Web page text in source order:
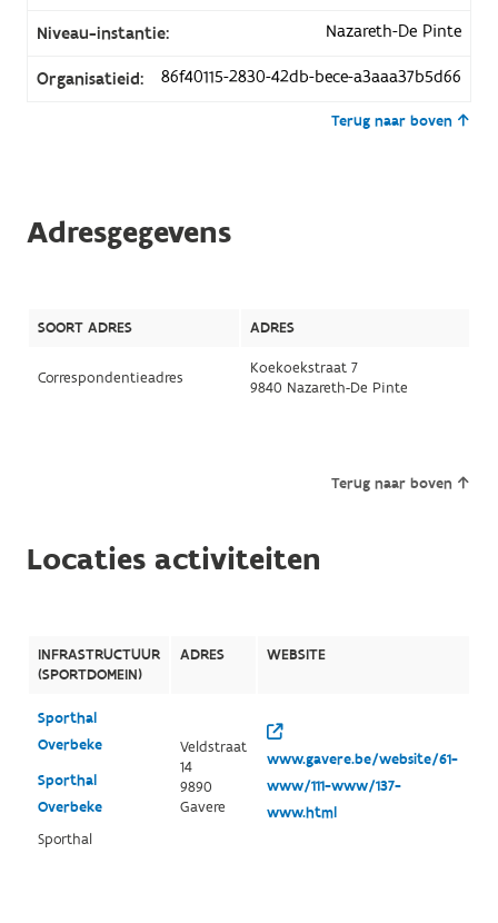
Niveau-instantie: Nazareth-De Pinte
Organisatieid: 86f40115-2830-42db-bece-a3aaa37b5d66
Terug naar boven
Adresgegevens
SOORT ADRES ADRES
Correspondentieadres
Koekoekstraat 7
9840 Nazareth-De Pinte
Terug naar boven
Locaties activiteiten
INFRASTRUCTUUR
(SPORTDOMEIN)
ADRES WEBSITE
Sporthal
Overbeke
Sporthal
Overbeke
Sporthal
Veldstraat
14
9890
Gavere
www.gavere.be/website/61-
www/111-www/137-
www.html